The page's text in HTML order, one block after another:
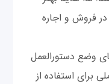
فروش و اجاره
وضع دستورالعمل
برای استفاده از